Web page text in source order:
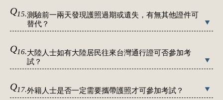
Q15.測驗前一兩天發現護照過期或遺失，有無其他證件可
替代？
Q16.大陸人士如有大陸居民往來台灣通行證可否參加考
試？
Q17.外籍人士是否一定需要攜帶護照才可參加考試？